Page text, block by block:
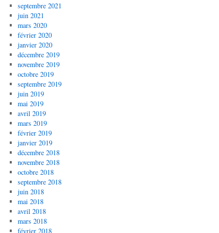
septembre 2021
juin 2021
mars 2020
février 2020
janvier 2020
décembre 2019
novembre 2019
octobre 2019
septembre 2019
juin 2019
mai 2019
avril 2019
mars 2019
février 2019
janvier 2019
décembre 2018
novembre 2018
octobre 2018
septembre 2018
juin 2018
mai 2018
avril 2018
mars 2018
février 2018